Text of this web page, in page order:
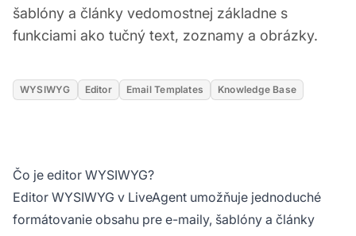
šablóny a články vedomostnej základne s
funkciami ako tučný text, zoznamy a obrázky.
WYSIWYG Editor Email Templates Knowledge Base
Čo je editor WYSIWYG?
Editor WYSIWYG v LiveAgent umožňuje jednoduché
formátovanie obsahu pre e-maily, šablóny a články